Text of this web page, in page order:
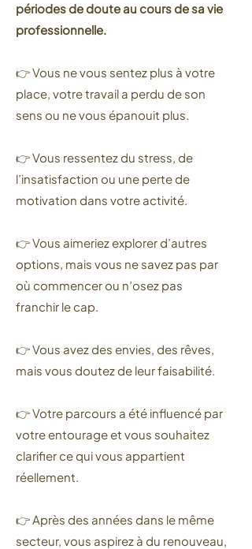
périodes de doute au cours de sa vie
professionnelle.
👉 Vous ne vous sentez plus à votre
place, votre travail a perdu de son
sens ou ne vous épanouit plus.
👉 Vous ressentez du stress, de
l’insatisfaction ou une perte de
motivation dans votre activité.
👉 Vous aimeriez explorer d’autres
options, mais vous ne savez pas par
où commencer ou n’osez pas
franchir le cap.
👉 Vous avez des envies, des rêves,
mais vous doutez de leur faisabilité.
👉 Votre parcours a été influencé par
votre entourage et vous souhaitez
clarifier ce qui vous appartient
réellement.
👉 Après des années dans le même
secteur, vous aspirez à du renouveau,